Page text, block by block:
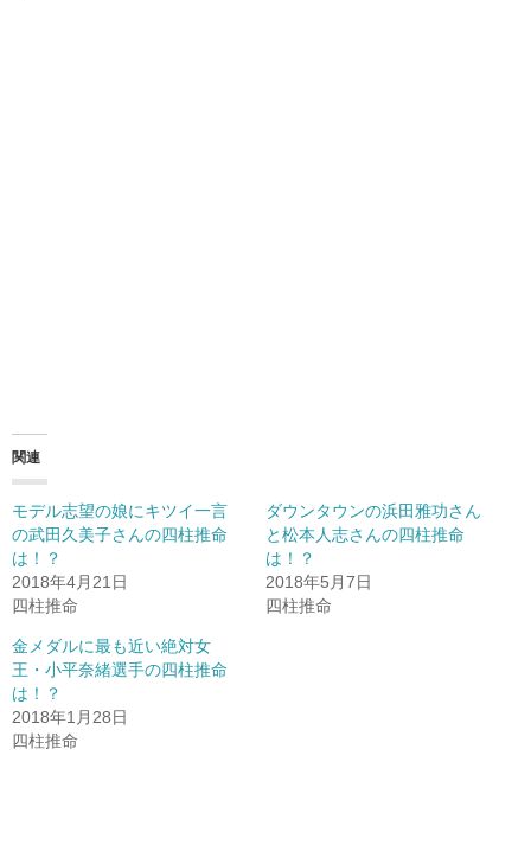
関連
モデル志望の娘にキツイ一言
の武田久美子さんの四柱推命
は！？
2018年4月21日
四柱推命
ダウンタウンの浜田雅功さん
と松本人志さんの四柱推命
は！？
2018年5月7日
四柱推命
金メダルに最も近い絶対女
王・小平奈緒選手の四柱推命
は！？
2018年1月28日
四柱推命